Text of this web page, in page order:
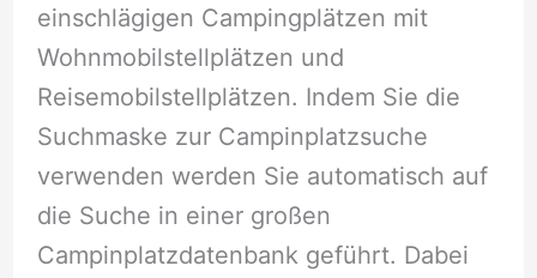
einschlägigen Campingplätzen mit
Wohnmobilstellplätzen und
Reisemobilstellplätzen. Indem Sie die
Suchmaske zur Campinplatzsuche
verwenden werden Sie automatisch auf
die Suche in einer großen
Campinplatzdatenbank geführt. Dabei